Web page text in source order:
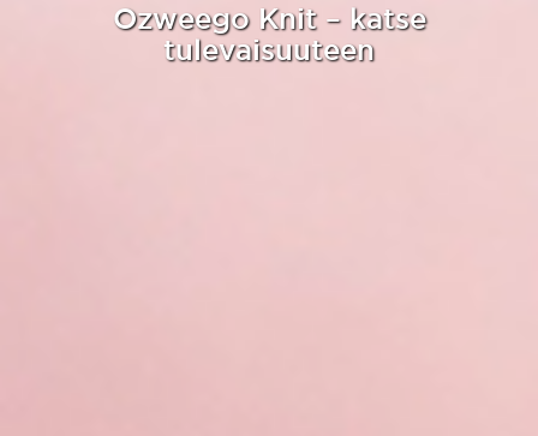
Ozweego Knit – katse
tulevaisuuteen